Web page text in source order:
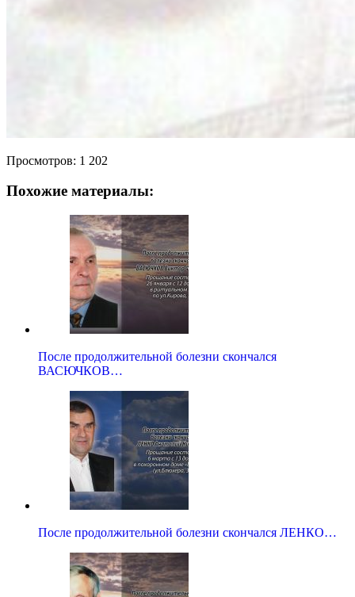
Просмотров: 1 202
Похожие материалы:
После продолжительной болезни скончался
ВАСЮЧКОВ…
После продолжительной болезни скончался ЛЕНКО…